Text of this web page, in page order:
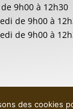
9h00 à 12h30
de 9h00 à
de 9h00 à
légales
des cookies